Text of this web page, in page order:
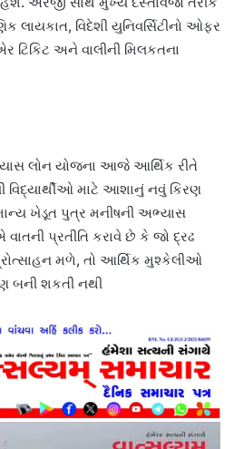
લાયકાત, વિદેશી યુનિવર્સિટીનો ઓફર
ટિકિટ અને વાલીની મિલકતના
લોન યોજના આજે આર્થિક રીતે
માટે આશાનું નવું કિરણ
ખેડૂત પુત્ર મનીષની અભ્યાસ
પ્રતીતિ કરાવે છે કે જો દ્રઢ
મળે, તો આર્થિક મુશ્કેલીઓ
બની શકતી નથી